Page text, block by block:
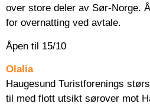
over store deler av Sør-Norge.
for overnatting ved avtale.
Åpen til 15/10
Olalia
Haugesund Turistforenings
til med flott utsikt sørover mot